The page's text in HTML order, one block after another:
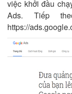
việc khởi đầu
Ads. Tiếp
https://